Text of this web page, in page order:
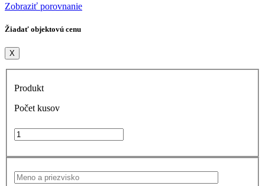
Zobraziť porovnanie
Žiadať objektovú cenu
X
Produkt
Počet kusov